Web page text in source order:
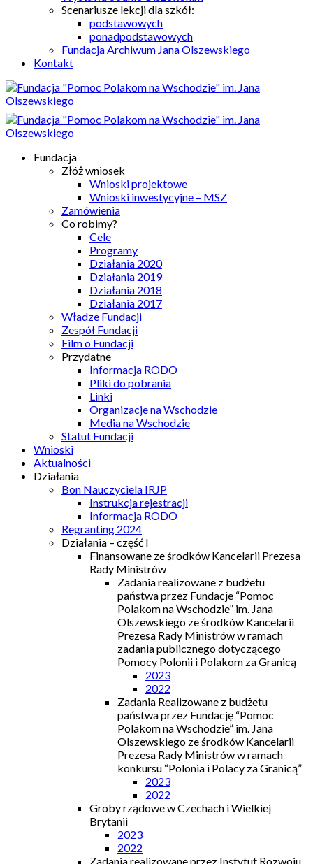
Scenariusze lekcji dla szkół:
podstawowych
ponadpodstawowych
Fundacja Archiwum Jana Olszewskiego
Kontakt
Fundacja
Złóż wniosek
Wnioski projektowe
Wnioski inwestycyjne – MSZ
Zamówienia
Co robimy?
Cele
Programy
Działania 2020
Działania 2019
Działania 2018
Działania 2017
Władze Fundacji
Zespół Fundacji
Film o Fundacji
Przydatne
Informacja RODO
Pliki do pobrania
Linki
Organizacje na Wschodzie
Media na Wschodzie
Statut Fundacji
Wnioski
Aktualności
Działania
Bon Nauczyciela IRJP
Instrukcja rejestracji
Informacja RODO
Regranting 2024
Działania – część I
Finansowane ze środków Kancelarii Prezesa
Rady Ministrów
Zadania realizowane z budżetu
państwa przez Fundacje “Pomoc
Polakom na Wschodzie” im. Jana
Olszewskiego ze środków Kancelarii
Prezesa Rady Ministrów w ramach
zadania publicznego dotyczącego
Pomocy Polonii i Polakom za Granicą
2023
2022
Zadania Realizowane z budżetu
państwa przez Fundację “Pomoc
Polakom na Wschodzie” im. Jana
Olszewskiego ze środków Kancelarii
Prezesa Rady Ministrów w ramach
konkursu “Polonia i Polacy za Granicą”
2023
2022
Groby rządowe w Czechach i Wielkiej
Brytanii
2023
2022
Zadania realizowane przez Instytut Rozwoju